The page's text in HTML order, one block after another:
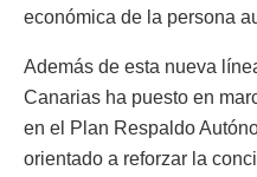
económica de la persona
Además de esta nueva
Canarias ha puesto en
en el Plan Respaldo
orientado a reforzar la